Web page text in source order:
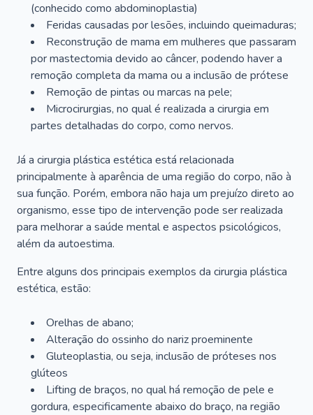
(conhecido como abdominoplastia)
Feridas causadas por lesões, incluindo queimaduras;
Reconstrução de mama em mulheres que passaram
por mastectomia devido ao câncer, podendo haver a
remoção completa da mama ou a inclusão de prótese
Remoção de pintas ou marcas na pele;
Microcirurgias, no qual é realizada a cirurgia em
partes detalhadas do corpo, como nervos.
Já a cirurgia plástica estética está relacionada
principalmente à aparência de uma região do corpo, não à
sua função. Porém, embora não haja um prejuízo direto ao
organismo, esse tipo de intervenção pode ser realizada
para melhorar a saúde mental e aspectos psicológicos,
além da autoestima.
Entre alguns dos principais exemplos da cirurgia plástica
estética, estão:
Orelhas de abano;
Alteração do ossinho do nariz proeminente
Gluteoplastia, ou seja, inclusão de próteses nos
glúteos
Lifting de braços, no qual há remoção de pele e
gordura, especificamente abaixo do braço, na região